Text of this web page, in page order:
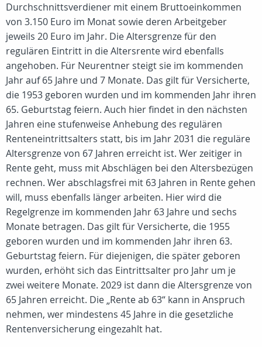
Durchschnittsverdiener mit einem Bruttoeinkommen
von 3.150 Euro im Monat sowie deren Arbeitgeber
jeweils 20 Euro im Jahr. Die Altersgrenze für den
regulären Eintritt in die Altersrente wird ebenfalls
angehoben. Für Neurentner steigt sie im kommenden
Jahr auf 65 Jahre und 7 Monate. Das gilt für Versicherte,
die 1953 geboren wurden und im kommenden Jahr ihren
65. Geburtstag feiern. Auch hier findet in den nächsten
Jahren eine stufenweise Anhebung des regulären
Renteneintrittsalters statt, bis im Jahr 2031 die reguläre
Altersgrenze von 67 Jahren erreicht ist. Wer zeitiger in
Rente geht, muss mit Abschlägen bei den Altersbezügen
rechnen. Wer abschlagsfrei mit 63 Jahren in Rente gehen
will, muss ebenfalls länger arbeiten. Hier wird die
Regelgrenze im kommenden Jahr 63 Jahre und sechs
Monate betragen. Das gilt für Versicherte, die 1955
geboren wurden und im kommenden Jahr ihren 63.
Geburtstag feiern. Für diejenigen, die später geboren
wurden, erhöht sich das Eintrittsalter pro Jahr um je
zwei weitere Monate. 2029 ist dann die Altersgrenze von
65 Jahren erreicht. Die „Rente ab 63“ kann in Anspruch
nehmen, wer mindestens 45 Jahre in die gesetzliche
Rentenversicherung eingezahlt hat.